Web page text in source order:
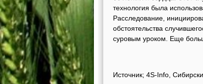
технология была
Расследование,
обстоятельства
суровым уроком. Еще
Источник; 4S-Info,